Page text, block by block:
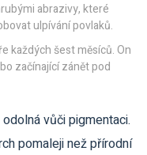
abrazivy, které
ulpívání povlaků.
každých šest měsíců. On
začínající zánět pod
vůči pigmentaci.
pomaleji než přírodní